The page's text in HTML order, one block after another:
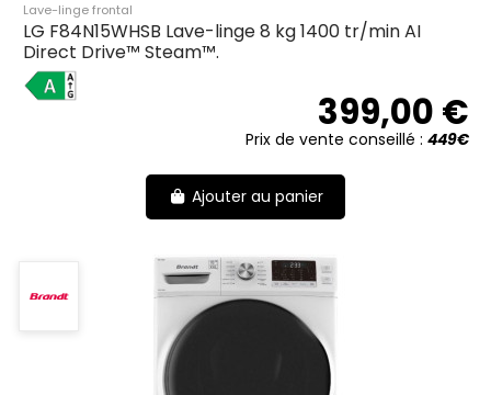
Lave-linge frontal
LG F84N15WHSB Lave-linge 8 kg 1400 tr/min AI
Direct Drive™ Steam™.
A
399,00 €
Prix de vente conseillé : 449€
Ajouter au panier